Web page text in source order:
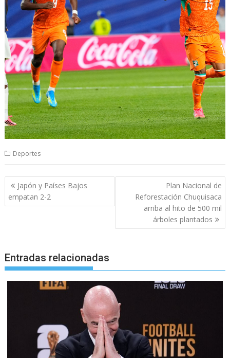
Deportes
Navegación
de
entradas
Japón y Países Bajos
empatan 2-2
Plan Nacional de
Reforestación Chuquisaca
arriba al hito de 500 mil
árboles plantados
Entradas relacionadas